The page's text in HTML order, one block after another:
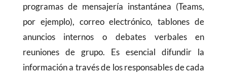
programas de mensajería instantánea (Teams,
por ejemplo), correo electrónico, tablones de
anuncios internos o debates verbales en
reuniones de grupo. Es esencial difundir la
información a través de los responsables de cada